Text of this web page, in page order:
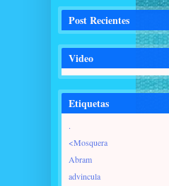
Post Recientes
Video
Etiquetas
.
<Mosquera
Abram
advincula